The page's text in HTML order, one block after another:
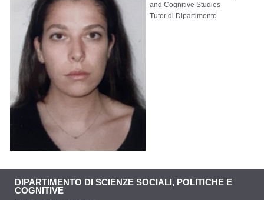
and Cognitive Studies
Tutor di Dipartimento
DIPARTIMENTO DI SCIENZE SOCIALI, POLITICHE E
COGNITIVE